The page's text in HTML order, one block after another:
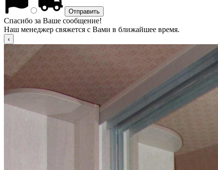
Спасибо за Ваше сообщение!
Наш менеджер свяжется с Вами в ближайшее время.